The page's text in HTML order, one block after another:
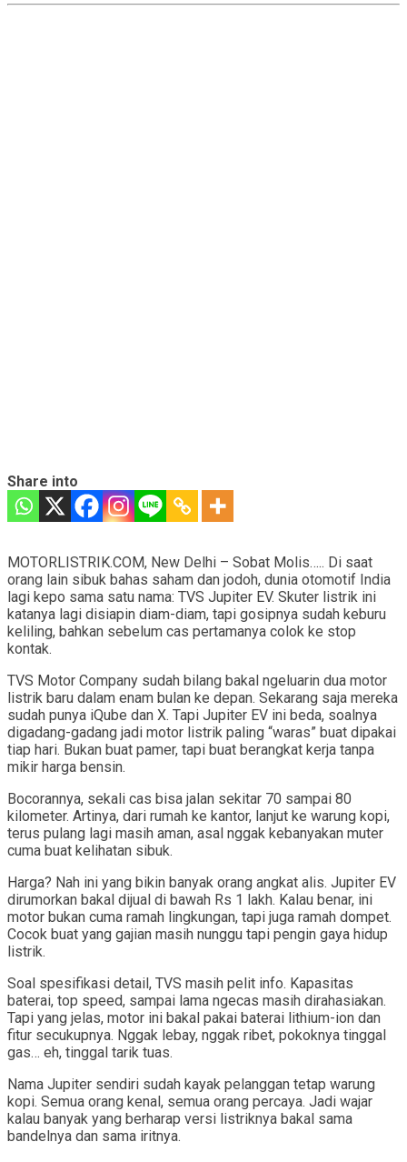
Share into
MOTORLISTRIK.COM, New Delhi – Sobat Molis….. Di saat
orang lain sibuk bahas saham dan jodoh, dunia otomotif India
lagi kepo sama satu nama: TVS Jupiter EV. Skuter listrik ini
katanya lagi disiapin diam-diam, tapi gosipnya sudah keburu
keliling, bahkan sebelum cas pertamanya colok ke stop
kontak.
TVS Motor Company sudah bilang bakal ngeluarin dua motor
listrik baru dalam enam bulan ke depan. Sekarang saja mereka
sudah punya iQube dan X. Tapi Jupiter EV ini beda, soalnya
digadang-gadang jadi motor listrik paling “waras” buat dipakai
tiap hari. Bukan buat pamer, tapi buat berangkat kerja tanpa
mikir harga bensin.
Bocorannya, sekali cas bisa jalan sekitar 70 sampai 80
kilometer. Artinya, dari rumah ke kantor, lanjut ke warung kopi,
terus pulang lagi masih aman, asal nggak kebanyakan muter
cuma buat kelihatan sibuk.
Harga? Nah ini yang bikin banyak orang angkat alis. Jupiter EV
dirumorkan bakal dijual di bawah Rs 1 lakh. Kalau benar, ini
motor bukan cuma ramah lingkungan, tapi juga ramah dompet.
Cocok buat yang gajian masih nunggu tapi pengin gaya hidup
listrik.
Soal spesifikasi detail, TVS masih pelit info. Kapasitas
baterai, top speed, sampai lama ngecas masih dirahasiakan.
Tapi yang jelas, motor ini bakal pakai baterai lithium-ion dan
fitur secukupnya. Nggak lebay, nggak ribet, pokoknya tinggal
gas… eh, tinggal tarik tuas.
Nama Jupiter sendiri sudah kayak pelanggan tetap warung
kopi. Semua orang kenal, semua orang percaya. Jadi wajar
kalau banyak yang berharap versi listriknya bakal sama
bandelnya dan sama iritnya.